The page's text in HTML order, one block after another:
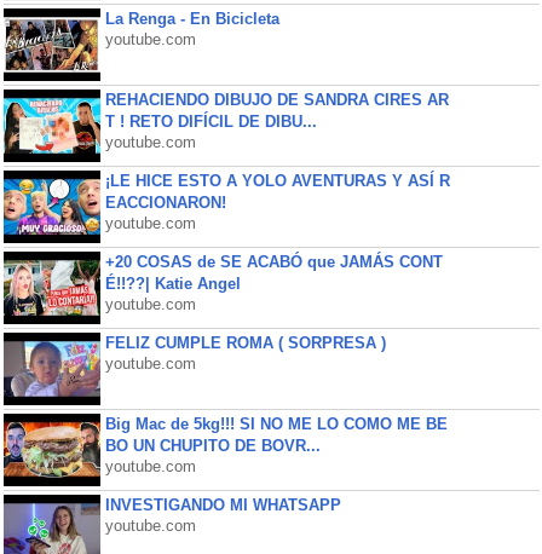
La Renga - En Bicicleta
youtube.com
REHACIENDO DIBUJO DE SANDRA CIRES AR
T ! RETO DIFÍCIL DE DIBU...
youtube.com
¡LE HICE ESTO A YOLO AVENTURAS Y ASÍ R
EACCIONARON!
youtube.com
+20 COSAS de SE ACABÓ que JAMÁS CONT
É!!??| Katie Angel
youtube.com
FELIZ CUMPLE ROMA ( SORPRESA )
youtube.com
Big Mac de 5kg!!! SI NO ME LO COMO ME BE
BO UN CHUPITO DE BOVR...
youtube.com
INVESTIGANDO MI WHATSAPP
youtube.com